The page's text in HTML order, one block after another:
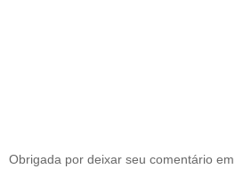
Obrigada por deixar seu comentário